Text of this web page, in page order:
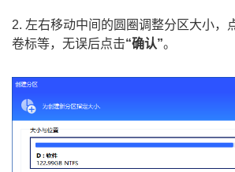
2. 左右移动中间的圆圈调整分区大小，
卷标等，无误后点击“确认”。